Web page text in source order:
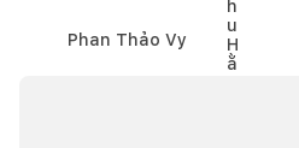
Phan Thảo Vy